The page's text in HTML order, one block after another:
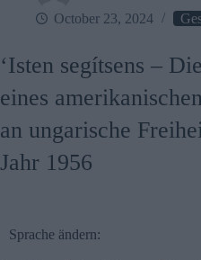
October 23, 2024
‘Isten segítsens –
eines
an ungarische
Jahr 1956
Sprache ändern: